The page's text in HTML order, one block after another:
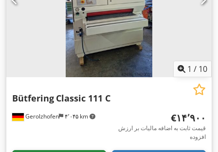
1 / 10
Gerolzhofen ۴٬۰۴۵ km
Bütfering Classic 111 C
‎€۱۴٬۹۰۰
قیمت ثابت به اضافه مالیات بر ارزش
افزوده